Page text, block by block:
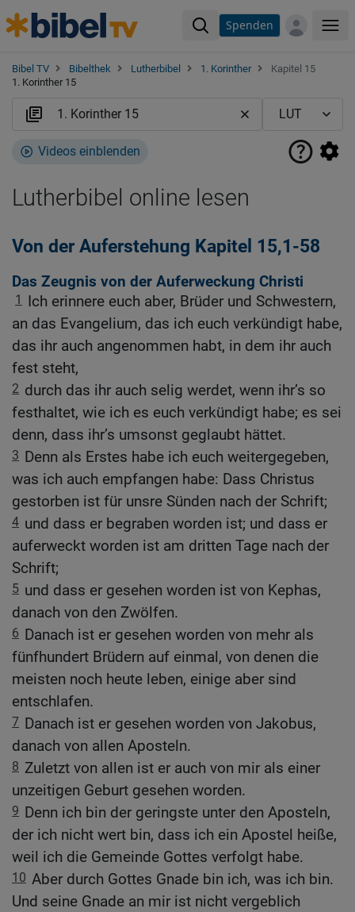
Spenden
Bibel TV Bibelthek Lutherbibel 1. Korinther
Kapitel 15
1. Korinther 15
Videos einblenden
Lutherbibel online lesen
Von der Auferstehung Kapitel 15,1-58
Das Zeugnis von der Auferweckung Christi
1
Ich erinnere euch aber, Brüder und Schwestern,
an das Evangelium, das ich euch verkündigt habe,
das ihr auch angenommen habt, in dem ihr auch
fest steht,
2 durch das ihr auch selig werdet, wenn ihr’s so
festhaltet, wie ich es euch verkündigt habe; es sei
denn, dass ihr’s umsonst geglaubt hättet.
3 Denn als Erstes habe ich euch weitergegeben,
was ich auch empfangen habe: Dass Christus
gestorben ist für unsre Sünden nach der Schrift;
4 und dass er begraben worden ist; und dass er
auferweckt worden ist am dritten Tage nach der
Schrift;
5 und dass er gesehen worden ist von Kephas,
danach von den Zwölfen.
6 Danach ist er gesehen worden von mehr als
fünfhundert Brüdern auf einmal, von denen die
meisten noch heute leben, einige aber sind
entschlafen.
7 Danach ist er gesehen worden von Jakobus,
danach von allen Aposteln.
8 Zuletzt von allen ist er auch von mir als einer
unzeitigen Geburt gesehen worden.
9 Denn ich bin der geringste unter den Aposteln,
der ich nicht wert bin, dass ich ein Apostel heiße,
weil ich die Gemeinde Gottes verfolgt habe.
10 Aber durch Gottes Gnade bin ich, was ich bin.
Und seine Gnade an mir ist nicht vergeblich